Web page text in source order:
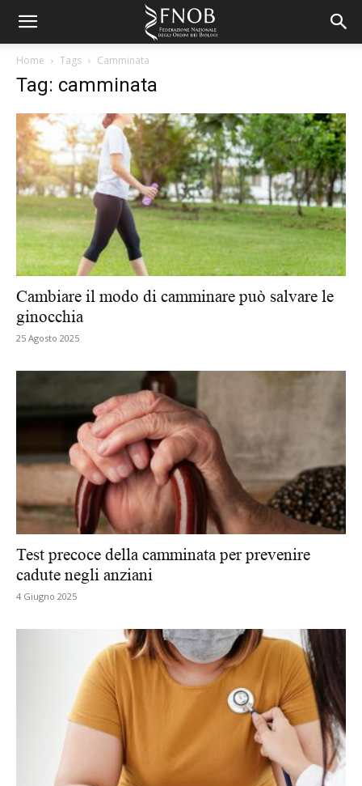
Home Tags Camminata
Tag: camminata
Cambiare il modo di camminare può salvare le
ginocchia
25 Agosto 2025
Test precoce della camminata per prevenire
cadute negli anziani
4 Giugno 2025